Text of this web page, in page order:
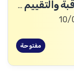
متطوع ضمن قسم المراقبة والتقييم والتعلم (MEAL)
مفتوحة